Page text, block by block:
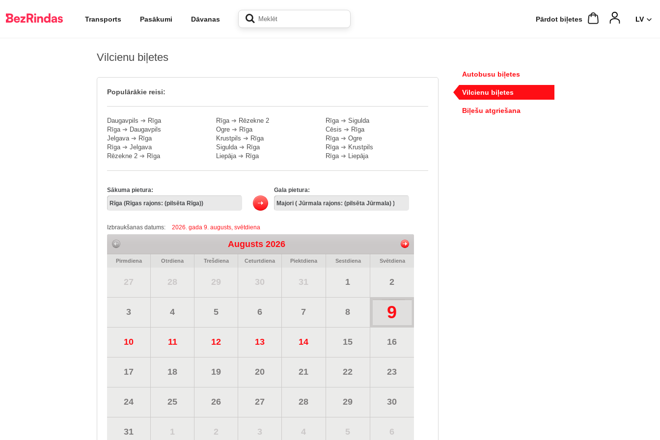
Transports Pasākumi Dāvanas Pārdot biļetes
Vilcienu biļetes
Populārākie reisi:
Daugavpils ➔ Rīga
Rīga➔ Daugavpils
Jelgava➔ Rīga
Rīga➔ Jelgava
Rēzekne 2 ➔ Rīga
Rīga➔ Rēzekne 2
Ogre ➔ Rīga
Krustpils ➔ Rīga
Sigulda➔ Rīga
Liepāja➔ Rīga
Rīga➔ Sigulda
Cēsis ➔ Rīga
Rīga➔ Ogre
Rīga➔ Krustpils
Rīga➔ Liepāja
Sākuma pietura: Gala pietura:
Izbraukšanas datums: 2026. gada 9. augusts, svētdiena
Augusts 2026
Pirmdiena Otrdiena Trešdiena Ceturtdiena Piektdiena Sestdiena Svētdiena
27 28 29 30 31 1 2
3 4 5 6 7 8 9
10 11 12 13 14 15 16
17 18 19 20 21 22 23
24 25 26 27 28 29 30
31 1 2 3 4 5 6
Autobusu biļetes
Vilcienu biļetes
Biļešu atgriešana